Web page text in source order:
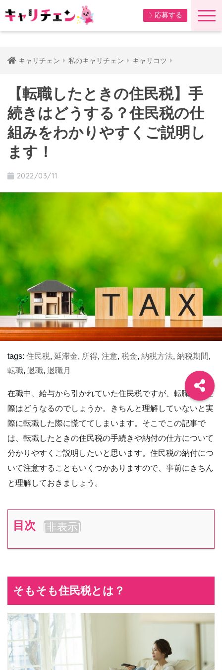
応募する
キャリチェン 私のキャリチェン キャリコツ
【転職したときの住民税】手
続きはどうする？住民税の仕
組みをわかりやすくご説明し
ます！
2022/03/11
tags: 住民税, 延滞金, 所得, 注意, 税金, 納税方法, 納税期間,
転職, 退職, 退職月
在職中、給与から引かれていた住民税ですが、転職をした
際はどうなるのでしょうか。きちんと理解していないと実
際に転職した際に慌ててしまいます。そこでこの記事で
は、転職したときの住民税の手続きや納付の仕方について
分かりやすくご説明したいと思います。住民税の納付につ
いて注意することもいくつかありますので、事前にきちん
と理解しておきましょう。
目次 [非表示]
そもそも住民税とは？